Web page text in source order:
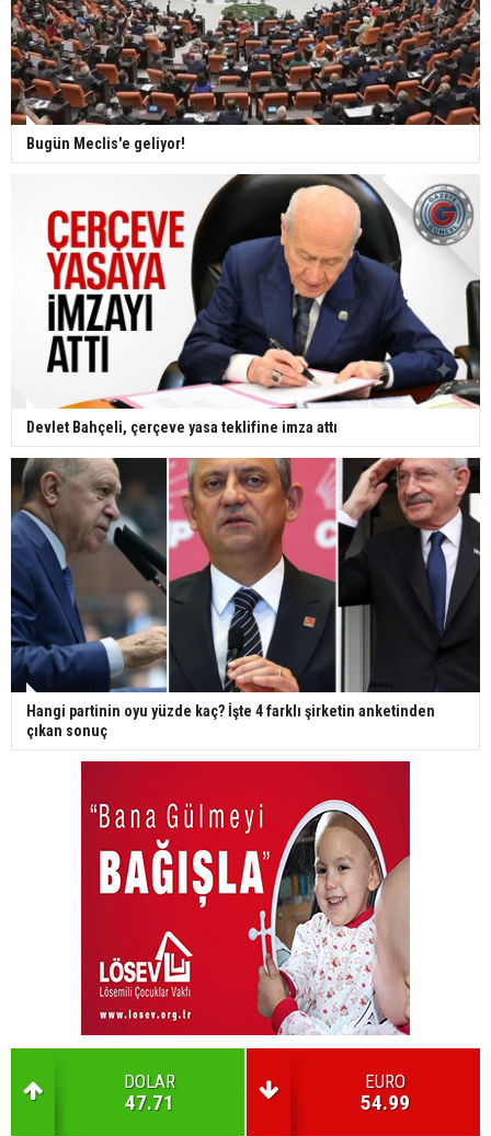
Bugün Meclis'e geliyor!
Devlet Bahçeli, çerçeve yasa teklifine imza attı
Hangi partinin oyu yüzde kaç? İşte 4 farklı şirketin anketinden
çıkan sonuç
DOLAR
47.71
EURO
54.99